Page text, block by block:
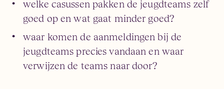
welke casussen pakken de jeugdteams zelf
goed op en wat gaat minder goed?
waar komen de aanmeldingen bij de
jeugdteams precies vandaan en waar
verwijzen de teams naar door?